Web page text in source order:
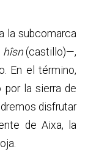
la subcomarca
hîsn (castillo)—,
En el término,
por la sierra de
disfrutar
de Aixa, la